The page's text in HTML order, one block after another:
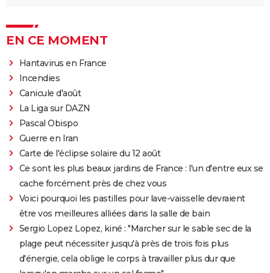
EN CE MOMENT
Hantavirus en France
Incendies
Canicule d'août
La Liga sur DAZN
Pascal Obispo
Guerre en Iran
Carte de l'éclipse solaire du 12 août
Ce sont les plus beaux jardins de France : l'un d'entre eux se
cache forcément près de chez vous
Voici pourquoi les pastilles pour lave-vaisselle devraient
être vos meilleures alliées dans la salle de bain
Sergio Lopez Lopez, kiné : "Marcher sur le sable sec de la
plage peut nécessiter jusqu'à près de trois fois plus
d'énergie, cela oblige le corps à travailler plus dur que